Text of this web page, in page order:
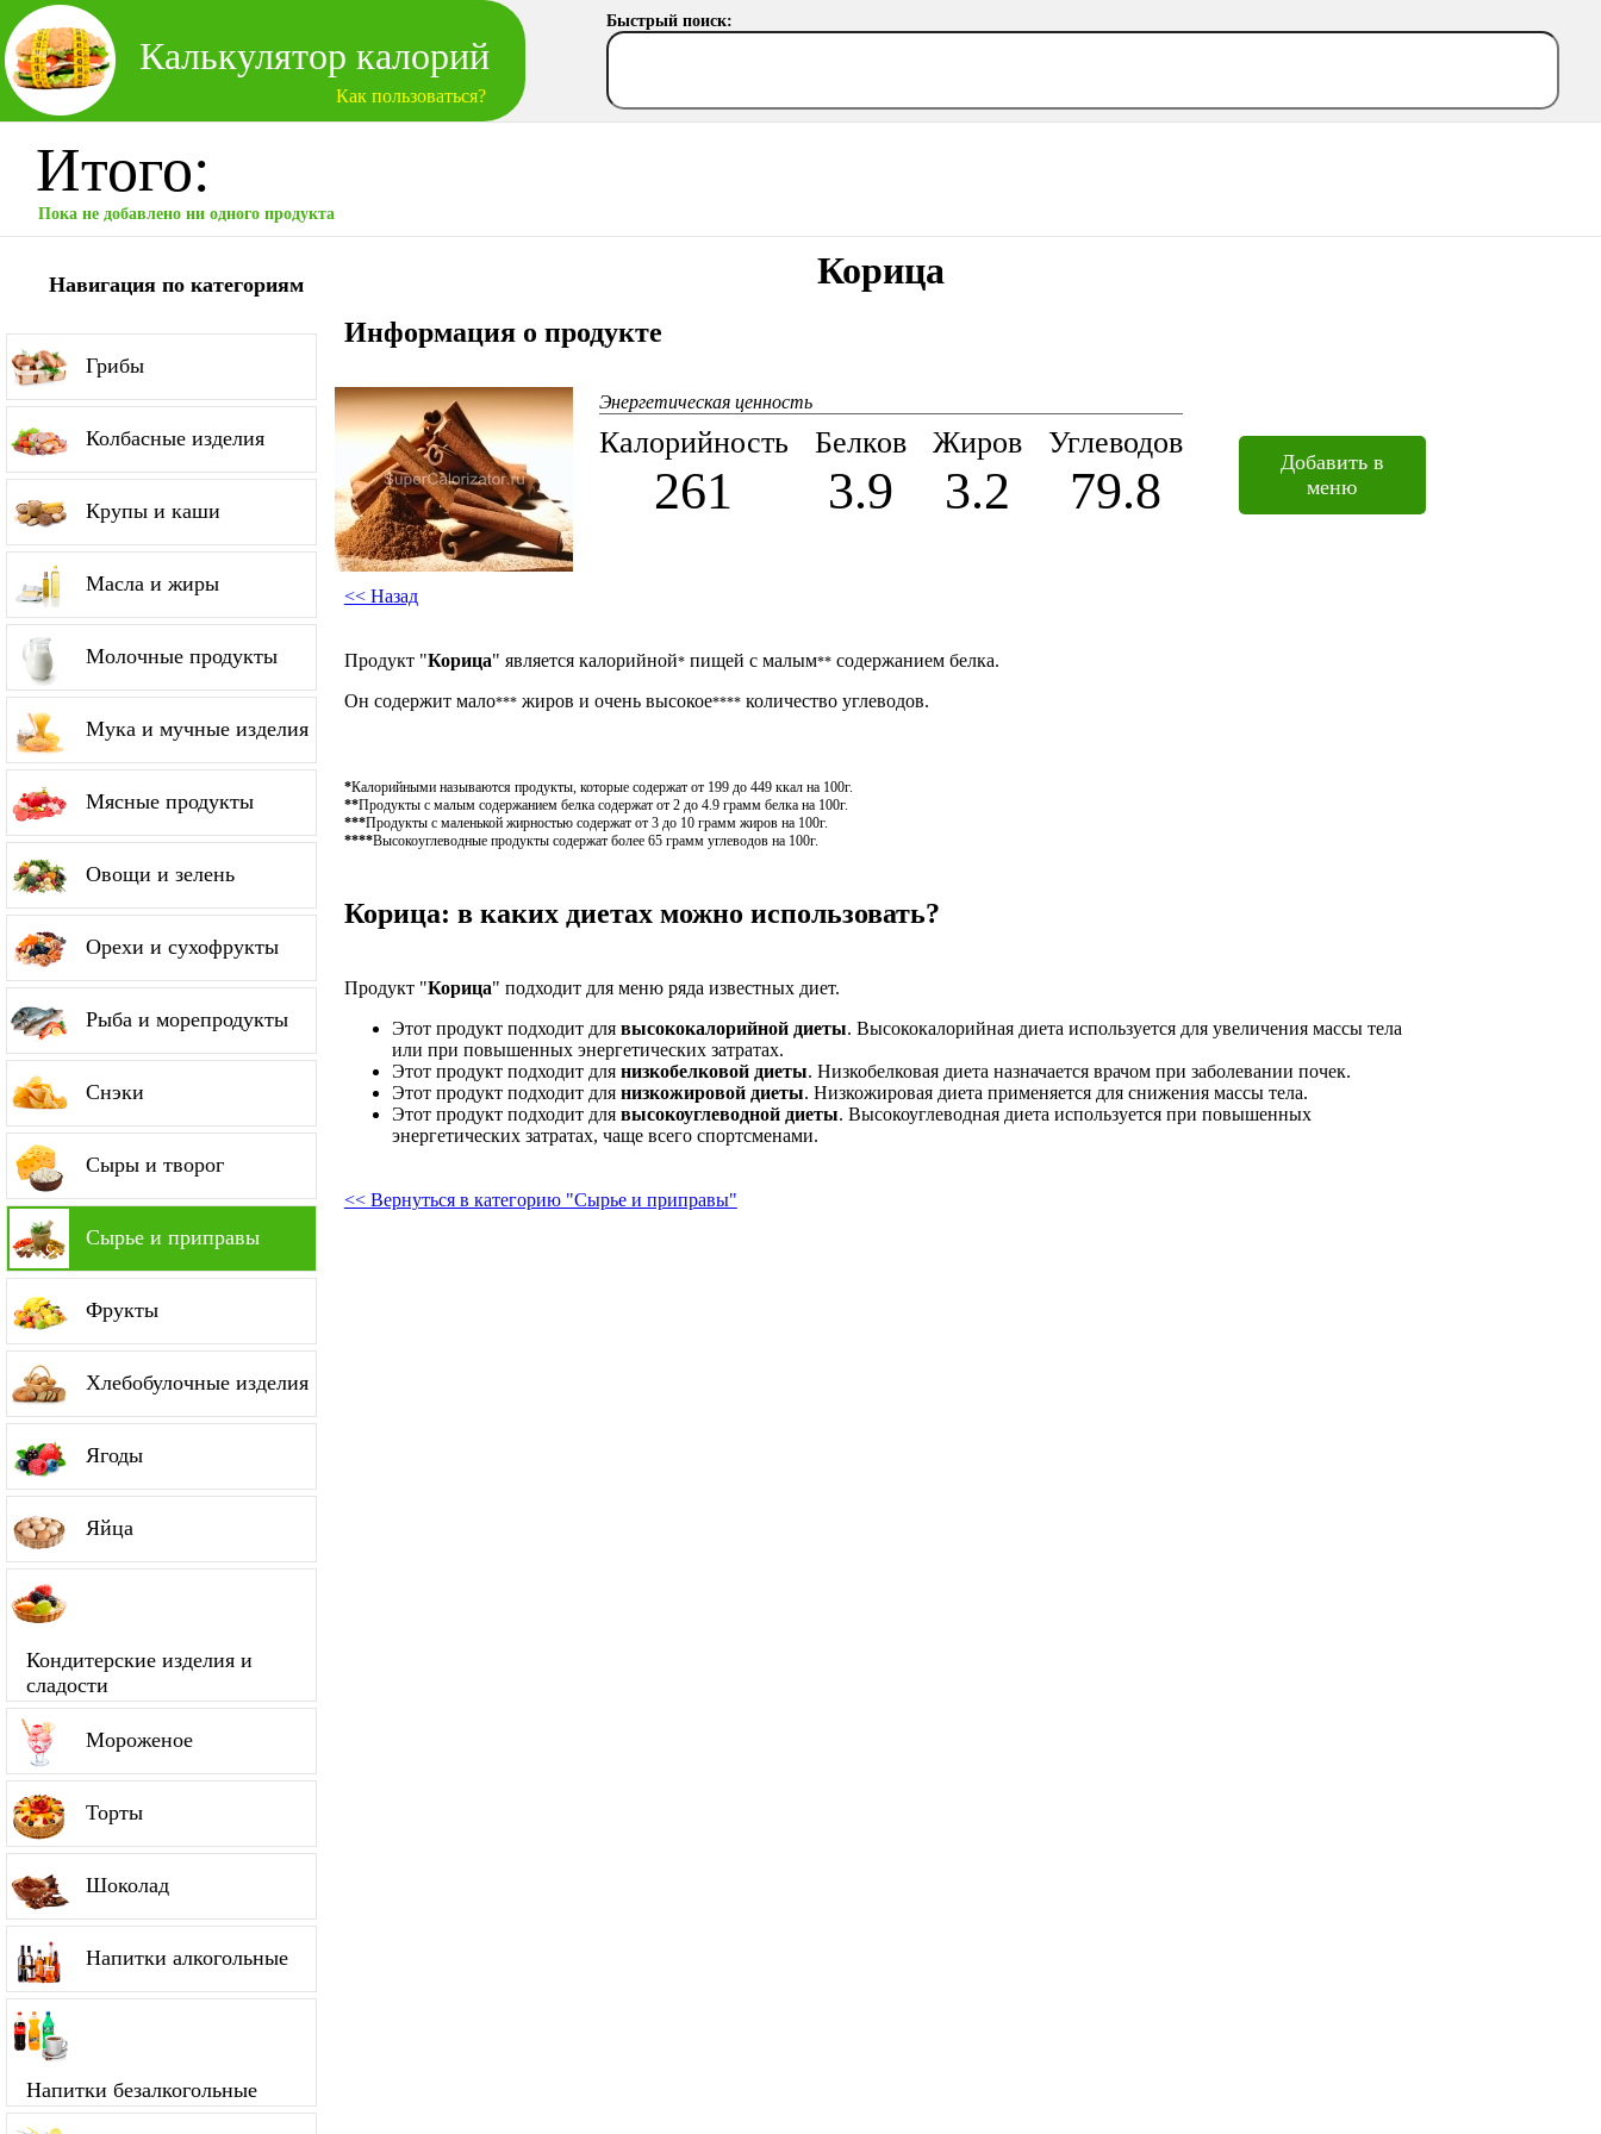
Калькулятор калорий
Как пользоваться?
Быстрый поиск:
Итого:
Пока не добавлено ни одного продукта
Навигация по категориям
Грибы
Колбасные изделия
Крупы и каши
Масла и жиры
Молочные продукты
Мука и мучные изделия
Мясные продукты
Овощи и зелень
Орехи и сухофрукты
Рыба и морепродукты
Снэки
Сыры и творог
Сырье и приправы
Фрукты
Хлебобулочные изделия
Ягоды
Яйца
Кондитерские изделия и
сладости
Мороженое
Торты
Шоколад
Напитки алкогольные
Напитки безалкогольные
Корица
Информация о продукте
Калорийность
Энергетическая ценность
261
Белков
3.9
Жиров
3.2
Углеводов
79.8
Добавить в
меню
<< Назад
Продукт "Корица" является калорийной*пищей с малым**содержанием белка.
Он содержит мало***жиров и очень высокое****количество углеводов.
*Калорийными называются продукты, которые содержат от 199 до 449 ккал на 100г.
**Продукты с малым содержанием белка содержат от 2 до 4.9 грамм белка на 100г.
***Продукты с маленькой жирностью содержат от 3 до 10 грамм жиров на 100г.
****Высокоуглеводные продукты содержат более 65 грамм углеводов на 100г.
Корица: в каких диетах можно использовать?
Продукт "Корица" подходит для меню ряда известных диет.
Этот продукт подходит для высококалорийной диеты. Высококалорийная диета используется для увеличения массы тела
или при повышенных энергетических затратах.
Этот продукт подходит для низкобелковой диеты. Низкобелковая диета назначается врачом при заболевании почек.
Этот продукт подходит для низкожировой диеты. Низкожировая диета применяется для снижения массы тела.
Этот продукт подходит для высокоуглеводной диеты. Высокоуглеводная диета используется при повышенных
энергетических затратах, чаще всего спортсменами.
<< Вернуться в категорию "Сырье и приправы"